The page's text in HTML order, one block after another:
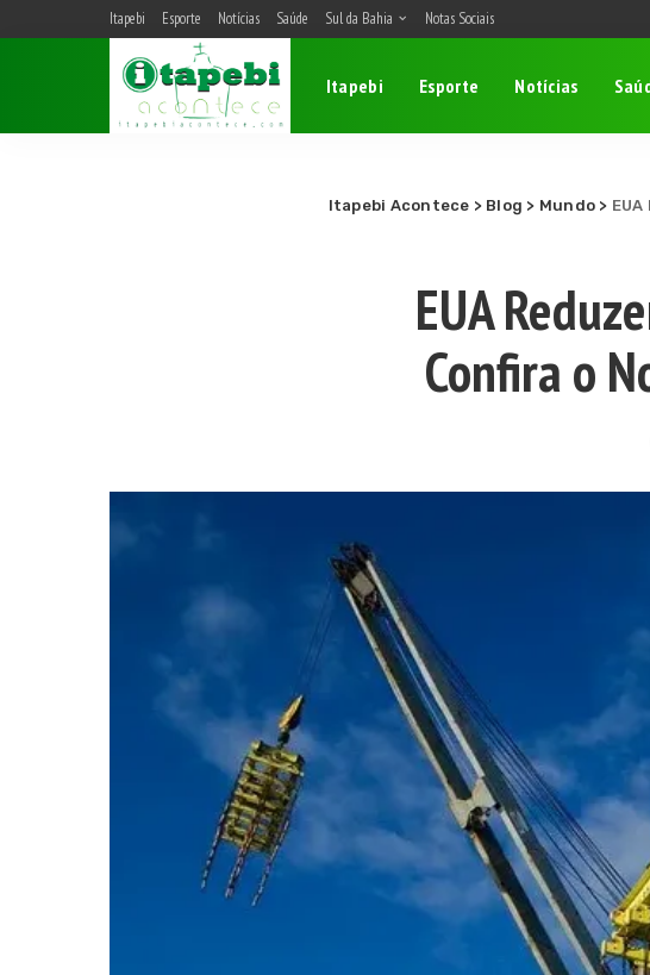
Itapebi Esporte Notícias Saúde Sul da Bahia
Camacan
Eunápolis
Itapebi
Notas Sociais
Itapebi Esporte Notícias
Itapebi Acontece > Blog > Mundo >
EUA
Confira o